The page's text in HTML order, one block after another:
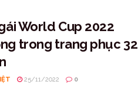
World Cup 2022
trong trang phục 32
25/11/2022 0